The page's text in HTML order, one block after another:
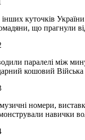
куточків
що прагнули
паралелі між
кошовий
музичні номери,
навички